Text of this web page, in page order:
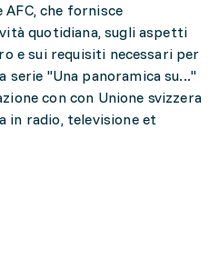
che fornisce
quotidiana, sugli aspetti
e sui requisiti necessari per
serie "Una panoramica su..."
con con Unione svizzera
in radio, televisione et